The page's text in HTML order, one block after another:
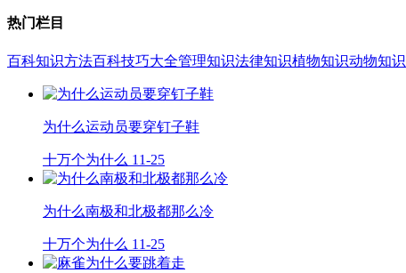
热门栏目
百科知识方法百科技巧大全管理知识法律知识植物知识动物知识
为什么运动员要穿钉子鞋
十万个为什么 11-25
为什么南极和北极都那么冷
十万个为什么 11-25